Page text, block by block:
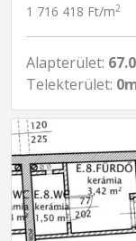
1 716 418 Ft/m2
Alapterület:
Telekterület: